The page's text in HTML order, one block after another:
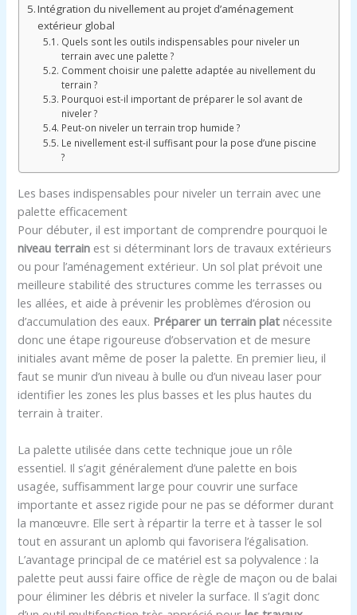
Intégration du nivellement au projet d’aménagement
extérieur global
Quels sont les outils indispensables pour niveler un
terrain avec une palette ?
Comment choisir une palette adaptée au nivellement du
terrain ?
Pourquoi est-il important de préparer le sol avant de
niveler ?
Peut-on niveler un terrain trop humide ?
Le nivellement est-il suffisant pour la pose d’une piscine
?
Les bases indispensables pour niveler un terrain avec une
palette efficacement
Pour débuter, il est important de comprendre pourquoi le
niveau terrain est si déterminant lors de travaux extérieurs
ou pour l’aménagement extérieur. Un sol plat prévoit une
meilleure stabilité des structures comme les terrasses ou
les allées, et aide à prévenir les problèmes d’érosion ou
d’accumulation des eaux. Préparer un terrain plat nécessite
donc une étape rigoureuse d’observation et de mesure
initiales avant même de poser la palette. En premier lieu, il
faut se munir d’un niveau à bulle ou d’un niveau laser pour
identifier les zones les plus basses et les plus hautes du
terrain à traiter.
La palette utilisée dans cette technique joue un rôle
essentiel. Il s’agit généralement d’une palette en bois
usagée, suffisamment large pour couvrir une surface
importante et assez rigide pour ne pas se déformer durant
la manœuvre. Elle sert à répartir la terre et à tasser le sol
tout en assurant un aplomb qui favorisera l’égalisation.
L’avantage principal de ce matériel est sa polyvalence : la
palette peut aussi faire office de règle de maçon ou de balai
pour éliminer les débris et niveler la surface. Il s’agit donc